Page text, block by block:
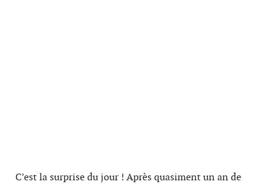
C’est la surprise du jour ! Après quasiment un an de